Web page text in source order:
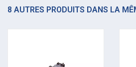
8 AUTRES PRODUITS DANS LA